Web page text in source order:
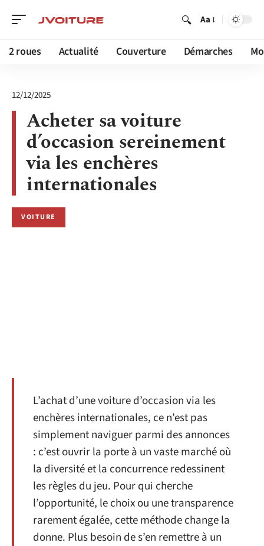
Aa
2 roues Actualité Couverture Démarches
12/12/2025
Acheter sa voiture
d’occasion sereinement
via les enchères
internationales
VOITURE
L’achat d’une voiture d’occasion via les
enchères internationales, ce n’est pas
simplement naviguer parmi des annonces
: c’est ouvrir la porte à un vaste marché où
la diversité et la concurrence redessinent
les règles du jeu. Pour qui cherche
l’opportunité, le choix ou une transparence
rarement égalée, cette méthode change la
donne. Plus besoin de s’en remettre à un